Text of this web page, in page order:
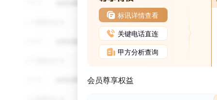
标讯详情查看
关键电话直连
甲方分析查询
会员尊享权益